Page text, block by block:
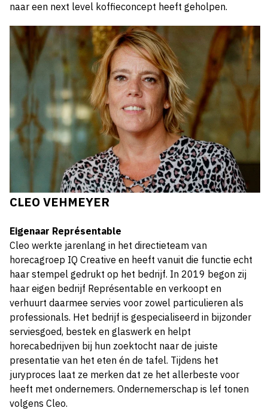
naar een next level koffieconcept heeft geholpen.
CLEO VEHMEYER
Eigenaar Représentable
Cleo werkte jarenlang in het directieteam van
horecagroep IQ Creative en heeft vanuit die functie echt
haar stempel gedrukt op het bedrijf. In 2019 begon zij
haar eigen bedrijf Représentable en verkoopt en
verhuurt daarmee servies voor zowel particulieren als
professionals. Het bedrijf is gespecialiseerd in bijzonder
serviesgoed, bestek en glaswerk en helpt
horecabedrijven bij hun zoektocht naar de juiste
presentatie van het eten én de tafel. Tijdens het
juryproces laat ze merken dat ze het allerbeste voor
heeft met ondernemers. Ondernemerschap is lef tonen
volgens Cleo.